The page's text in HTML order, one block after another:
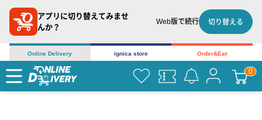
アプリに切り替えてみませ
んか？
Web版で続行 切り替える
Online Delivery ignica store Order&Eat